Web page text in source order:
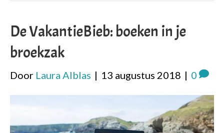
De VakantieBieb: boeken in je
broekzak
Door Laura Alblas | 13 augustus 2018 | 0